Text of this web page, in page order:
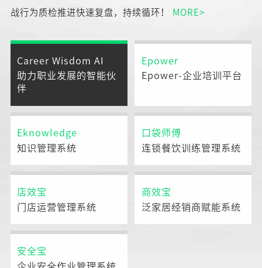
战行为质检推进快速复盘，持续循环！
MORE>
Career Wisdom AI
助力职业发展的智能伙
伴
Epower
Epower-企业培训平台
Eknowledge
知识管理系统
口袋师傅
连锁餐饮训练管理系统
店效宝
门店运营管理系统
商效宝
泛家居经销商赋能系统
安全宝
企业安全作业管理系统